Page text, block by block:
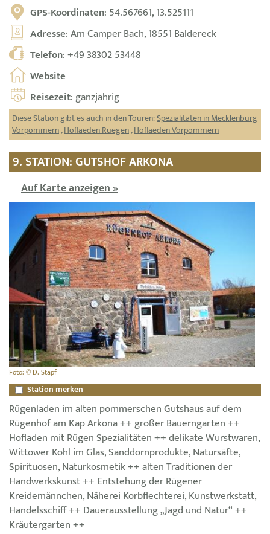
GPS-Koordinaten: 54.567661, 13.525111
Adresse: Am Camper Bach, 18551 Baldereck
Telefon:+49 38302 53448
Website
Reisezeit: ganzjährig
Diese Station gibt es auch in den Touren:Spezialitäten in Mecklenburg
Vorpommern,Hoflaeden Ruegen,Hoflaeden Vorpommern
9. STATION: GUTSHOF ARKONA
Auf Karte anzeigen »
Foto: © D. Stapf
Station merken
Rügenladen im alten pommerschen Gutshaus auf dem
Rügenhof am Kap Arkona ++ großer Bauerngarten ++
Hofladen mit Rügen Spezialitäten ++ delikate Wurstwaren,
Wittower Kohl im Glas, Sanddornprodukte, Natursäfte,
Spirituosen, Naturkosmetik ++ alten Traditionen der
Handwerkskunst ++ Entstehung der Rügener
Kreidemännchen, Näherei Korbflechterei, Kunstwerkstatt,
Handelsschiff ++ Dauerausstellung „Jagd und Natur“ ++
Kräutergarten ++